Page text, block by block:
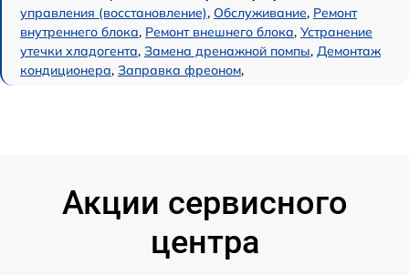
управления (восстановление), Обслуживание, Ремонт
внутреннего блока, Ремонт внешнего блока, Устранение
утечки хладогента, Замена дренажной помпы, Демонтаж
кондиционера, Заправка фреоном,
Акции сервисного
центра